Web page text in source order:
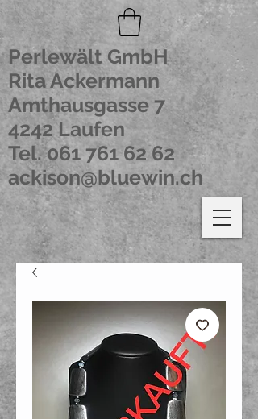
Perlewält GmbH
Rita Ackermann
Amthausgasse 7
4242 Laufen
Tel.061 761 62 62
ackison@bluewin.ch